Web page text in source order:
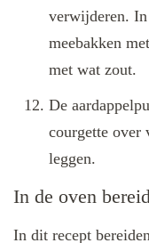
verwijderen.
meebakken
met wat zout.
De
courgette over
leggen.
In de oven
In dit recept